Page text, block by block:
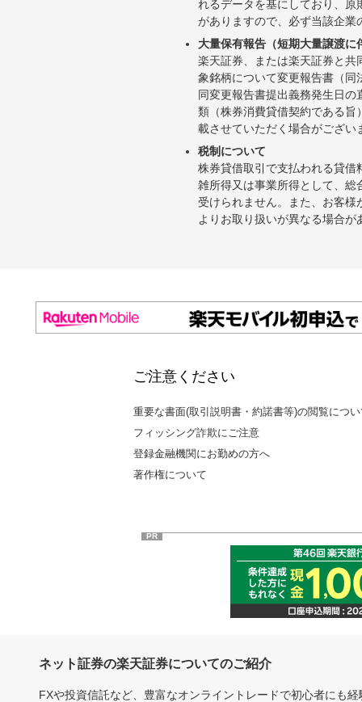
れるデータを基にしており、
がありますので、必ず当該企
大量保有報告（短期大量譲渡
楽天証券、または楽天証券と
象銘柄について変更報告書（
同変更報告書提出義務発生日
類（株券消費貸借契約である
載させていただく場合がござ
税制について
株券貸借取引で支払われる貸
雑所得又は事業所得として、
受けられません。また、お客
よりお取り扱いが異なる場合
ご注意ください
重要な書面(取引説明書・約諾書等)の閲覧につ
フィッシング詐欺にご注意
登録金融機関にお勤めの方へ
著作権について
PR
ネット証券の楽天証券についてのご紹介
FXや投資信託など、豊富なオンライントレードで初心者にも